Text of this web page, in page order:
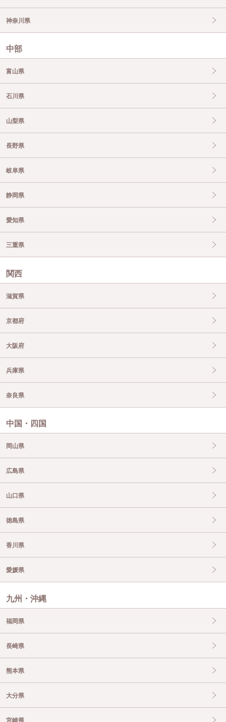
神奈川県
中部
富山県
石川県
山梨県
長野県
岐阜県
静岡県
愛知県
三重県
関西
滋賀県
京都府
大阪府
兵庫県
奈良県
中国・四国
岡山県
広島県
山口県
徳島県
香川県
愛媛県
九州・沖縄
福岡県
長崎県
熊本県
大分県
宮崎県